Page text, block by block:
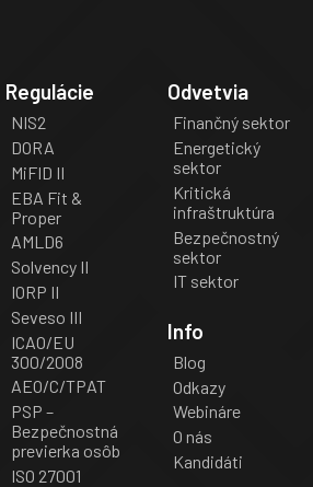
Regulácie
NIS2
DORA
MiFID II
EBA Fit &
Proper
AMLD6
Solvency II
IORP II
Seveso III
ICAO/EU
300/2008
AEO/C/TPAT
PSP –
Bezpečnostná
previerka osôb
ISO 27001
Odvetvia
Finančný sektor
Energetický
sektor
Kritická
infraštruktúra
Bezpečnostný
sektor
IT sektor
Info
Blog
Odkazy
Webináre
O nás
Kandidáti